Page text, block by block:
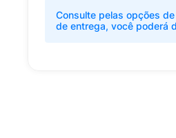
Consulte pelas opções
de entrega, você poderá